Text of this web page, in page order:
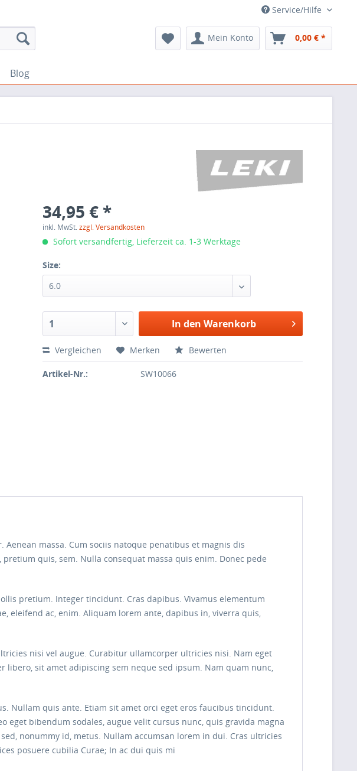
Service/Hilfe
Mein Konto 0,00 € *
Blog
34,95 € *
inkl. MwSt.zzgl. Versandkosten
Sofort versandfertig, Lieferzeit ca. 1-3 Werktage
Size:
In den Warenkorb
Vergleichen Merken Bewerten
Artikel-Nr.: SW10066
massa. Cum sociis natoque penatibus et magnis dis
quis, sem. Nulla consequat massa quis enim. Donec pede
pretium. Integer tincidunt. Cras dapibus. Vivamus elementum
eleifend ac, enim. Aliquam lorem ante, dapibus in, viverra quis,
nisi vel augue. Curabitur ullamcorper ultricies nisi. Nam eget
libero, sit amet adipiscing sem neque sed ipsum. Nam quam nunc,
Nullam quis ante. Etiam sit amet orci eget eros faucibus tincidunt.
eget bibendum sodales, augue velit cursus nunc, quis gravida magna
nonummy id, metus. Nullam accumsan lorem in dui. Cras ultricies
posuere cubilia Curae; In ac dui quis mi